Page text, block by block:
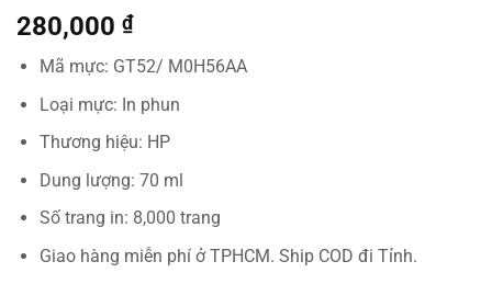
280,000 ₫
Mã mực: GT52/ M0H56AA
Loại mực: In phun
Thương hiệu: HP
Dung lượng: 70 ml
Số trang in: 8,000 trang
Giao hàng miễn phí ở TPHCM. Ship COD đi Tỉnh.